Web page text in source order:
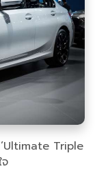
Triple